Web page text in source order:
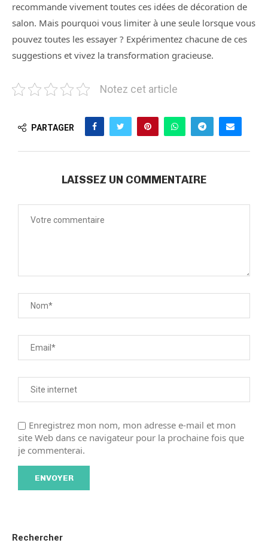
recommande vivement toutes ces idées de décoration de
salon. Mais pourquoi vous limiter à une seule lorsque vous
pouvez toutes les essayer ? Expérimentez chacune de ces
suggestions et vivez la transformation gracieuse.
Notez cet article
PARTAGER
LAISSEZ UN COMMENTAIRE
Enregistrez mon nom, mon adresse e-mail et mon
site Web dans ce navigateur pour la prochaine fois que
je commenterai.
Rechercher